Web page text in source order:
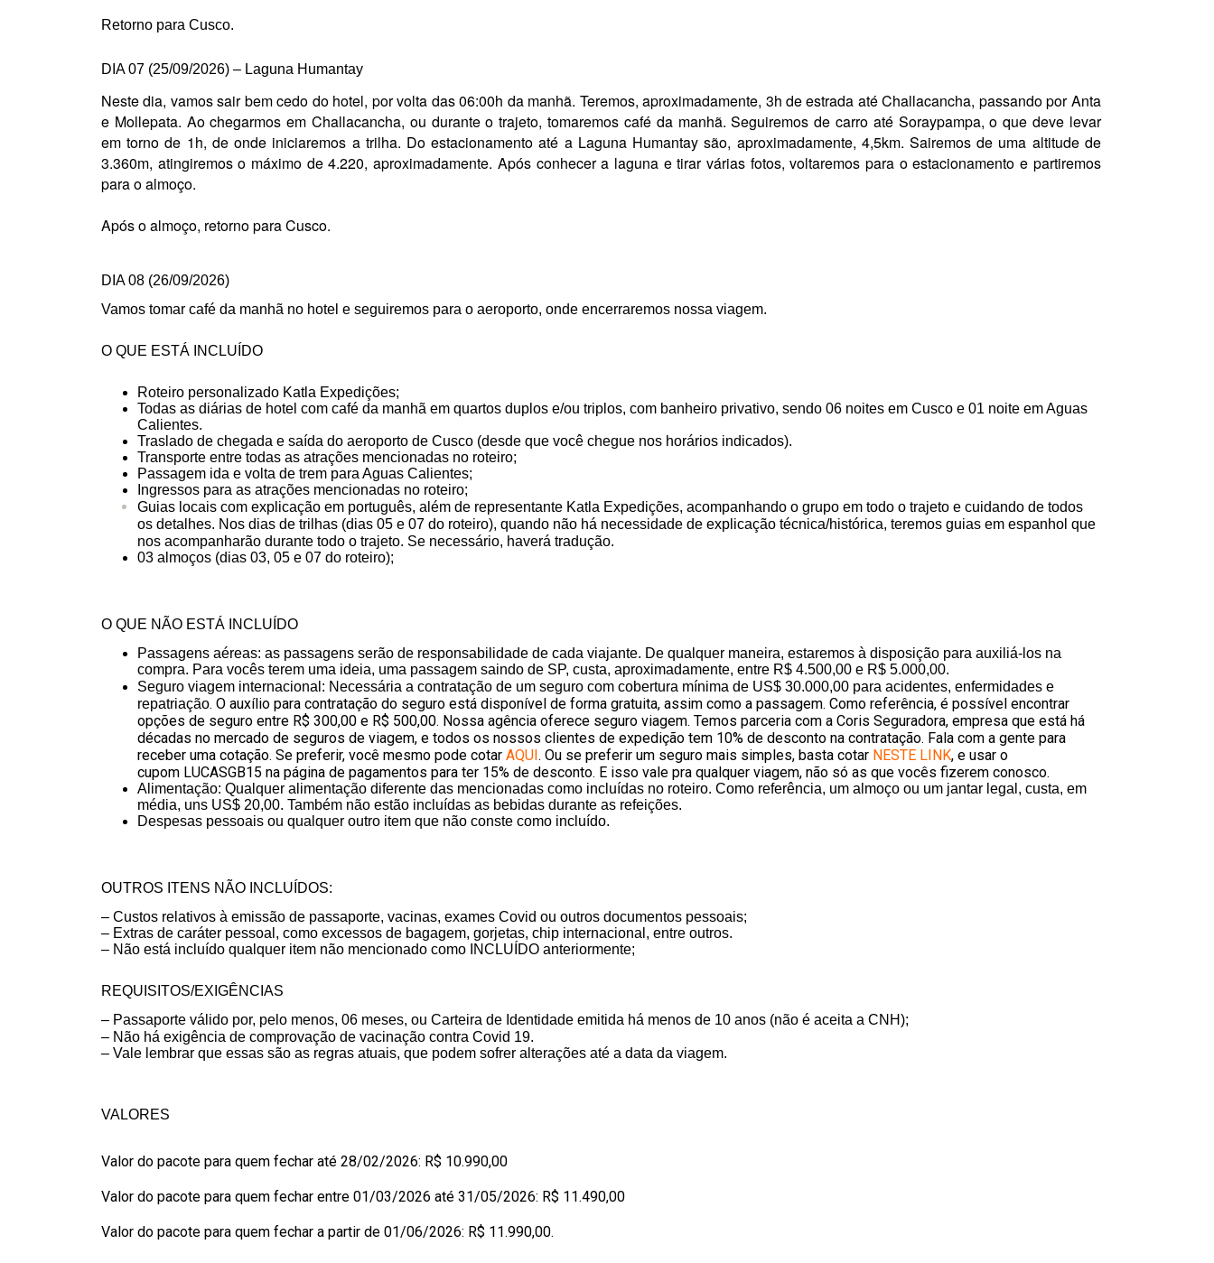
Retorno para Cusco.
DIA 07 (25/09/2026) – Laguna Humantay
Neste dia, vamos sair bem cedo do hotel, por volta das 06:00h da manhã. Teremos, aproximadamente, 3h de estrada até Challacancha, passando por Anta
e Mollepata. Ao chegarmos em Challacancha, ou durante o trajeto, tomaremos café da manhã. Seguiremos de carro até Soraypampa, o que deve levar
em torno de 1h, de onde iniciaremos a trilha. Do estacionamento até a Laguna Humantay são, aproximadamente, 4,5km. Sairemos de uma altitude de
3.360m, atingiremos o máximo de 4.220, aproximadamente. Após conhecer a laguna e tirar várias fotos, voltaremos para o estacionamento e partiremos
para o almoço.
Após o almoço, retorno para Cusco.
DIA 08 (26/09/2026)
Vamos tomar café da manhã no hotel e seguiremos para o aeroporto, onde encerraremos nossa viagem.
O QUE ESTÁ INCLUÍDO
Roteiro personalizado Katla Expedições;
Todas as diárias de hotel com café da manhã em quartos duplos e/ou triplos, com banheiro privativo, sendo 06 noites em Cusco e 01 noite em Aguas
Calientes.
Traslado de chegada e saída do aeroporto de Cusco (desde que você chegue nos horários indicados).
Transporte entre todas as atrações mencionadas no roteiro;
Passagem ida e volta de trem para Aguas Calientes;
Ingressos para as atrações mencionadas no roteiro;
Guias locais com explicação em português, além de representante Katla Expedições, acompanhando o grupo em todo o trajeto e cuidando de todos
os detalhes. Nos dias de trilhas (dias 05 e 07 do roteiro), quando não há necessidade de explicação técnica/histórica, teremos guias em espanhol que
nos acompanharão durante todo o trajeto. Se necessário, haverá tradução.
03 almoços (dias 03, 05 e 07 do roteiro);
O QUE NÃO ESTÁ INCLUÍDO
Passagens aéreas: as passagens serão de responsabilidade de cada viajante. De qualquer maneira, estaremos à disposição para auxiliá-los na
compra. Para vocês terem uma ideia, uma passagem saindo de SP, custa, aproximadamente, entre R$ 4.500,00 e R$ 5.000,00.
Seguro viagem internacional: Necessária a contratação de um seguro com cobertura mínima de US$ 30.000,00 para acidentes, enfermidades e
repatriação. O auxílio para contratação do seguro está disponível de forma gratuita, assim como a passagem. Como referência, é possível encontrar
opções de seguro entre R$ 300,00 e R$ 500,00. Nossa agência oferece seguro viagem. Temos parceria com a Coris Seguradora, empresa que está há
décadas no mercado de seguros de viagem, e todos os nossos clientes de expedição tem 10% de desconto na contratação. Fala com a gente para
receber uma cotação. Se preferir, você mesmo pode cotar AQUI . Ou se preferir um seguro mais simples, basta cotar NESTE LINK, e usar o
cupom LUCASGB15 na página de pagamentos para ter 15% de desconto. E isso vale pra qualquer viagem, não só as que vocês fizerem conosco.
Alimentação: Qualquer alimentação diferente das mencionadas como incluídas no roteiro. Como referência, um almoço ou um jantar legal, custa, em
média, uns US$ 20,00. Também não estão incluídas as bebidas durante as refeições.
Despesas pessoais ou qualquer outro item que não conste como incluído.
OUTROS ITENS NÃO INCLUÍDOS:
– Custos relativos à emissão de passaporte, vacinas, exames Covid ou outros documentos pessoais;
– Extras de caráter pessoal, como excessos de bagagem, gorjetas, chip internacional, entre outros.
– Não está incluído qualquer item não mencionado como INCLUÍDO anteriormente;
REQUISITOS/EXIGÊNCIAS
– Passaporte válido por, pelo menos, 06 meses, ou Carteira de Identidade emitida há menos de 10 anos (não é aceita a CNH);
– Não há exigência de comprovação de vacinação contra Covid 19.
– Vale lembrar que essas são as regras atuais, que podem sofrer alterações até a data da viagem.
VALORES
Valor do pacote para quem fechar até 28/02/2026: R$ 10.990,00
Valor do pacote para quem fechar entre 01/03/2026 até 31/05/2026: R$ 11.490,00
Valor do pacote para quem fechar a partir de 01/06/2026: R$ 11.990,00.